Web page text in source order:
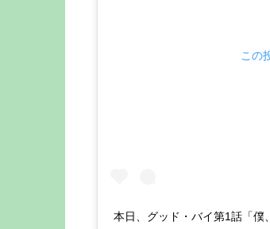
この
本日、グッド・バイ第1話「